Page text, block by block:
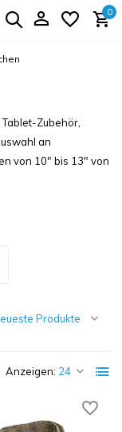
0
Zubehör,
an
von 10" bis 13" von
Anzeigen: